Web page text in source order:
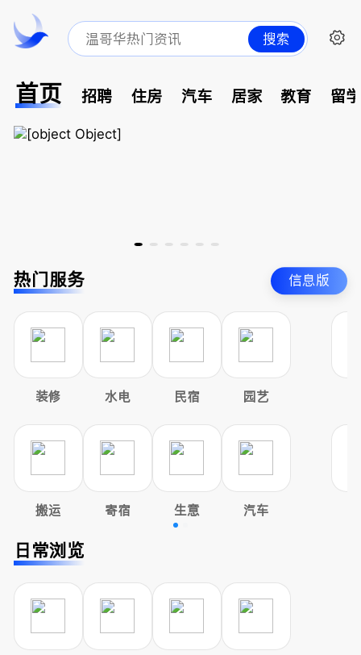
搜索
首页 招聘 住房 汽车 居家 教育 留
热门服务 信息版
装修 水电 民宿 园艺
搬运 寄宿 生意 汽车
日常浏览